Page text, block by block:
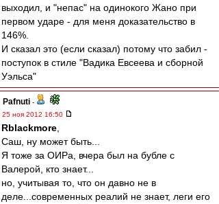
выходил, и "непас" на одинокого Жано при
первом ударе - для меня доказательство в
146%.
И сказал это (если сказал) потому что забил -
поступок в стиле "Вадика Евсеева и сборной
Уэльса"
Pafnuti -
25 ноя 2012 16:50
Rblackmore
Саш, ну может быть...
Я тоже за ОИРа, вчера был на бубле с
Валерой, кто знает...
но, учитывая то, что он давно не в
деле...современных реалий не знает, леги его